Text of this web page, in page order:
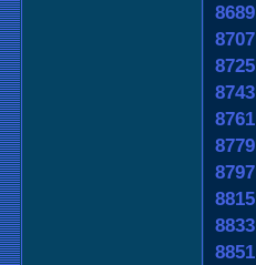
8689
8707
8725
8743
8761
8779
8797
8815
8833
8851